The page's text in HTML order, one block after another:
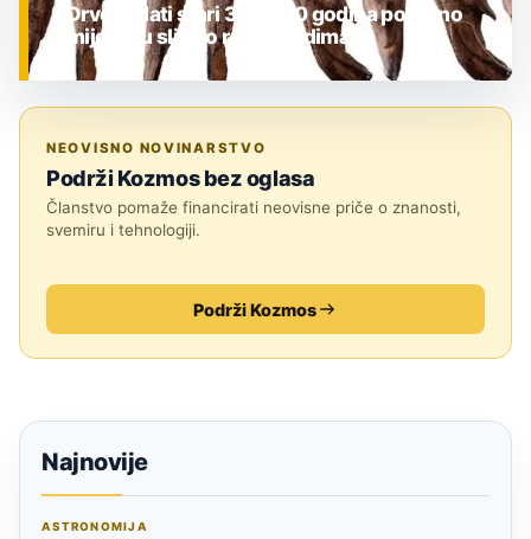
Drveni alati stari 300.000 godina potpuno
mijenjaju sliku o ranim ljudima
NEOVISNO NOVINARSTVO
Podrži Kozmos bez oglasa
Članstvo pomaže financirati neovisne priče o znanosti,
svemiru i tehnologiji.
Podrži Kozmos
Najnovije
ASTRONOMIJA